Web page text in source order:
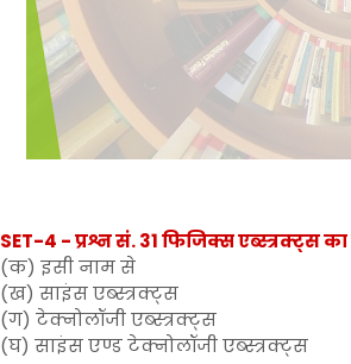
SET-4 - प्रश्न सं. 31 फिजिक्स एब्स्त्रक्ट्स
(क) इसी नाम से
(ख) साइंस एब्स्त्रक्ट्स
(ग) टेक्नोलॉजी एब्स्त्रक्ट्स
(घ) साइंस एण्ड टेक्नोलॉजी एब्स्त्रक्ट्स